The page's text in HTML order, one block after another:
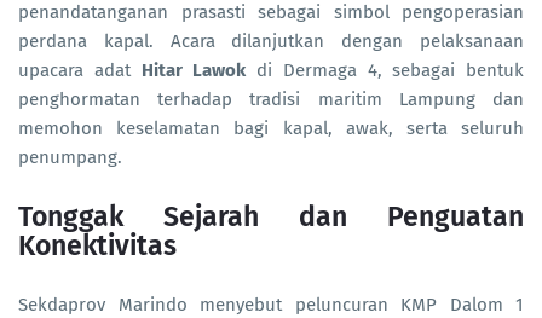
penandatanganan prasasti sebagai simbol pengoperasian
perdana kapal. Acara dilanjutkan dengan pelaksanaan
upacara adat Hitar Lawokdi Dermaga 4, sebagai bentuk
penghormatan terhadap tradisi maritim Lampung dan
memohon keselamatan bagi kapal, awak, serta seluruh
penumpang.
Tonggak Sejarah dan Penguatan
Konektivitas
Sekdaprov Marindo menyebut peluncuran KMP Dalom 1